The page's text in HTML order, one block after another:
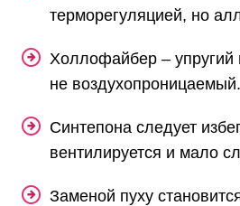
терморегуляцией, но
Холлофайбер – упругий
не воздухопроницаемый.
Синтепона следует
вентилируется и мало
Заменой пуху